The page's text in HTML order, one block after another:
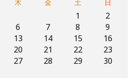
木 金 土 日
1
2
6 7 8
9
13 14 15
16
20 21 22
23
27 28 29
30